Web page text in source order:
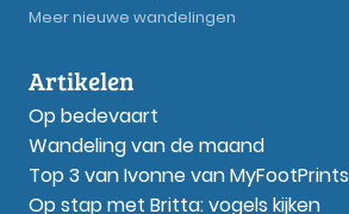
Meer nieuwe wandelingen
Artikelen
Op bedevaart
Wandeling van de maand
Top 3 van Ivonne van MyFootPrints
Op stap met Britta: vogels kijken